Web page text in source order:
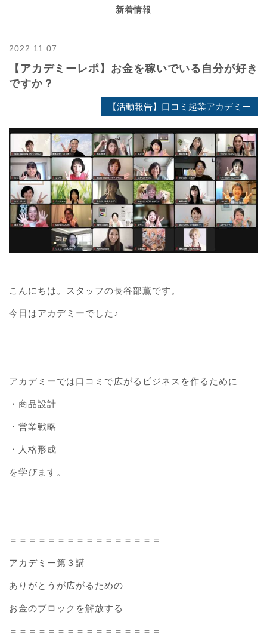
新着情報
2022.11.07
【アカデミーレポ】お金を稼いでいる自分が好き
ですか？
【活動報告】口コミ起業アカデミー
こんにちは。スタッフの長谷部薫です。
今日はアカデミーでした♪
アカデミーでは口コミで広がるビジネスを作るために
・商品設計
・営業戦略
・人格形成
を学びます。
＝＝＝＝＝＝＝＝＝＝＝＝＝＝＝＝
アカデミー第３講
ありがとうが広がるための
お金のブロックを解放する
＝＝＝＝＝＝＝＝＝＝＝＝＝＝＝＝